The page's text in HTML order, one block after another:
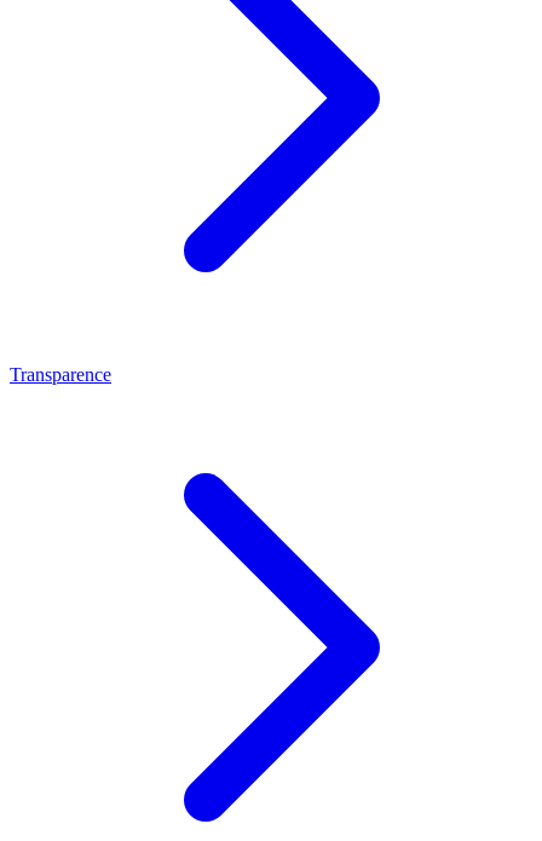
Transparence